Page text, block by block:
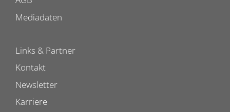
Mediadaten
Links & Partner
Kontakt
Newsletter
Karriere